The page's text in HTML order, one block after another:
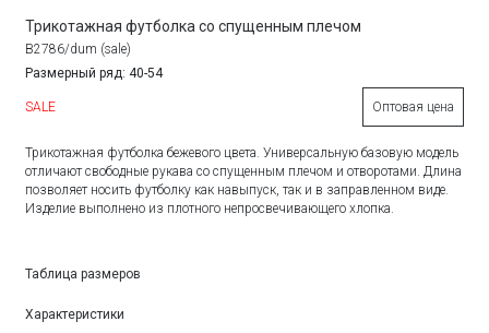
Трикотажная футболка со спущенным плечом
B2786/dum (sale)
Размерный ряд: 40-54
SALE Оптовая цена
Трикотажная футболка бежевого цвета. Универсальную базовую модель
отличают свободные рукава со спущенным плечом и отворотами. Длина
позволяет носить футболку как навыпуск, так и в заправленном виде.
Изделие выполнено из плотного непросвечивающего хлопка.
Таблица размеров
Характеристики